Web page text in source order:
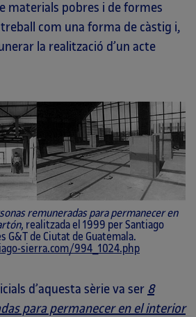
materials pobres i de formes
com una forma de càstig i,
la realització d’un acte
remuneradas para permanecer en
, realitzada el 1999 per Santiago
G&T de Ciutat de Guatemala.
sierra.com/994_1024.php
d’aquesta sèrie va ser 8
para permanecer en el interior